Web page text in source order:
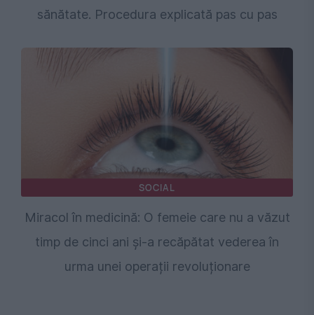
sănătate. Procedura explicată pas cu pas
SOCIAL
Miracol în medicină: O femeie care nu a văzut
timp de cinci ani și-a recăpătat vederea în
urma unei operații revoluționare